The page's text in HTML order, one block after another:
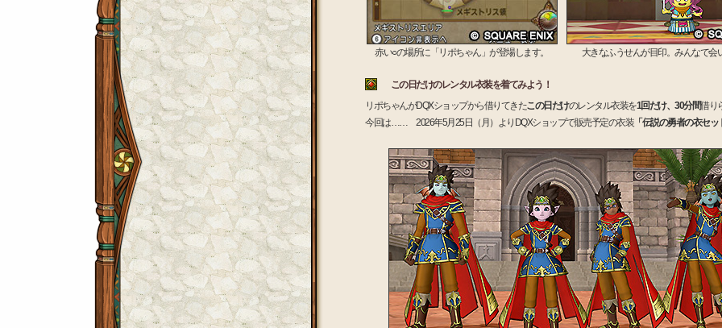
赤い○の場所に「リポちゃん」が登場します。 大きなふうせんが目印。みんなで会
この日だけのレンタル衣装を着てみよう！
リポちゃんがDQXショップから借りてきたこの日だけのレンタル衣装を1回だけ、30分間借り
今回は…… 2026年5月25日（月）よりDQXショップで販売予定の衣装「伝説の勇者の衣セッ